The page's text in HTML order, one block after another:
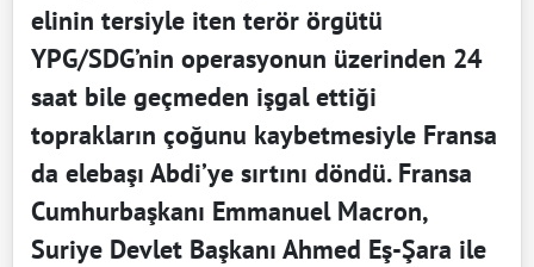
elinin tersiyle iten terör örgütü
YPG/SDG’nin operasyonun üzerinden 24
saat bile geçmeden işgal ettiği
toprakların çoğunu kaybetmesiyle Fransa
da elebaşı Abdi’ye sırtını döndü. Fransa
Cumhurbaşkanı Emmanuel Macron,
Suriye Devlet Başkanı Ahmed Eş-Şara ile